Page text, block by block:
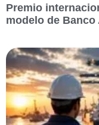
Premio
modelo de Banco